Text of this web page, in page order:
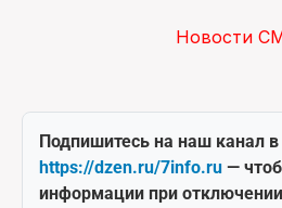
Новости
Подпишитесь на наш канал
https://dzen.ru/7info.ru —
информации при